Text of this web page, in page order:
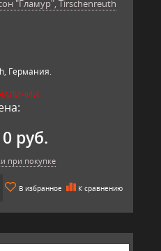
"Гламур", Tirschenreuth
Германия.
руб.
при покупке
В избранное К сравнению